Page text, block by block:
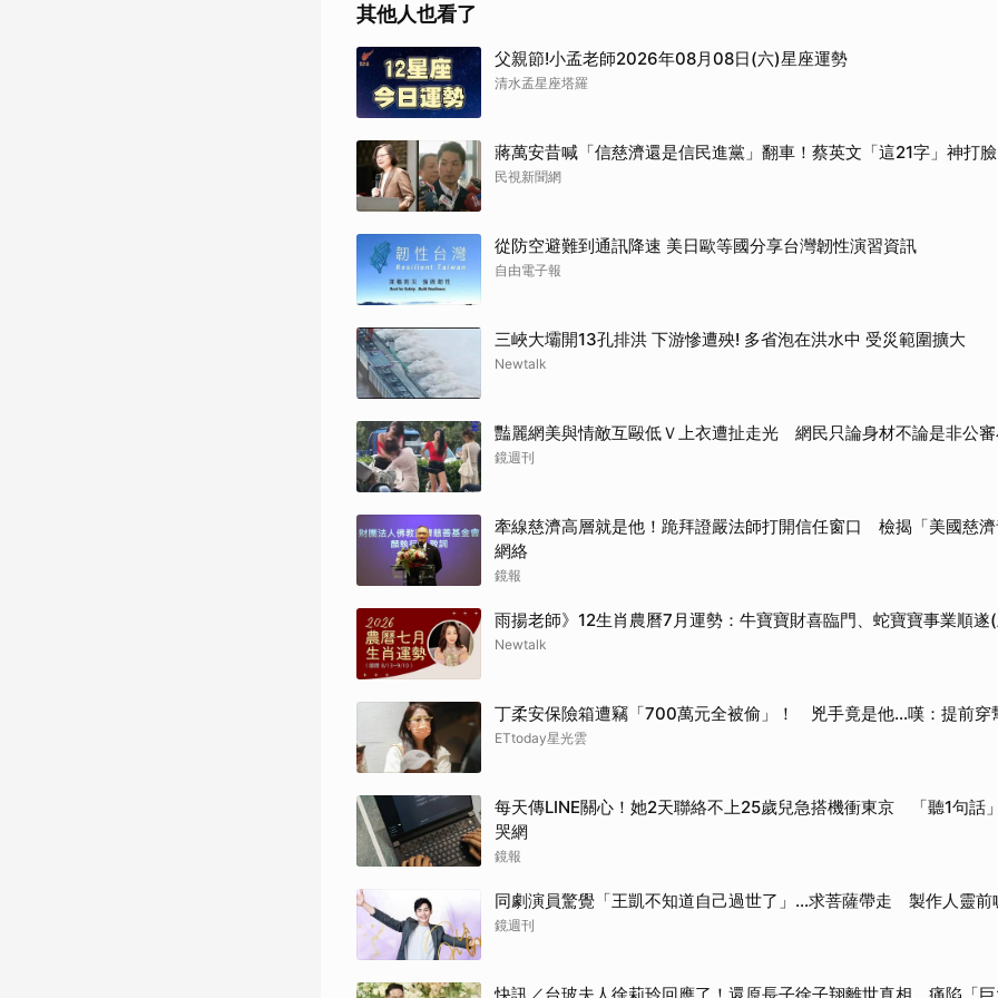
其他人也看了
父親節!小孟老師2026年08月08日(六)星座運勢
清水孟星座塔羅
蔣萬安昔喊「信慈濟還是信民進黨」翻車！蔡英文「這21字」神打臉
民視新聞網
從防空避難到通訊降速 美日歐等國分享台灣韌性演習資訊
自由電子報
三峽大壩開13孔排洪 下游慘遭殃! 多省泡在洪水中 受災範圍擴大
Newtalk
豔麗網美與情敵互毆低Ｖ上衣遭扯走光 網民只論身材不論是非公
鏡週刊
牽線慈濟高層就是他！跪拜證嚴法師打開信任窗口 檢揭「美國慈
網絡
鏡報
雨揚老師》12生肖農曆7月運勢：牛寶寶財喜臨門、蛇寶寶事業順遂
Newtalk
丁柔安保險箱遭竊「700萬元全被偷」！ 兇手竟是他...嘆：提前穿
ETtoday星光雲
每天傳LINE關心！她2天聯絡不上25歲兒急搭機衝東京 「聽1句話
哭網
鏡報
同劇演員驚覺「王凱不知道自己過世了」...求菩薩帶走 製作人靈前
鏡週刊